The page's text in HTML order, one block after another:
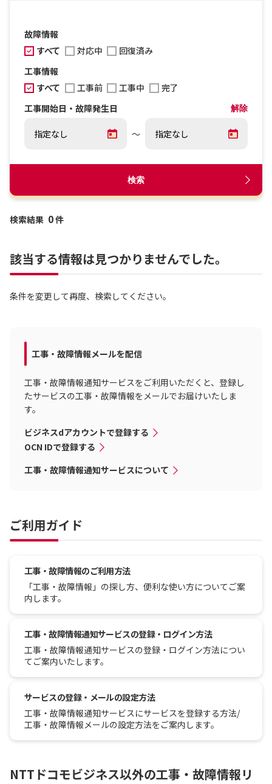
故障情報
すべて
対応中
回復済み
工事情報
すべて
工事前 工事中
完了
工事開始日・故障発生日
解除
～
検索
検索結果 0件
該当する情報は見つかりませんでした。
条件を変更して再度、検索してください。
工事・故障情報メールを配信
工事・故障情報通知サービスをご利用いただくと、登録し
たサービスの工事・故障情報をメールでお届けいたしま
す。
ビジネスdアカウントで登録する
OCN IDで登録する
工事・故障情報通知サービスについて
ご利用ガイド
工事・故障情報のご利用方法
「工事・故障情報」の探し方、便利な使い方についてご案
内します。
工事・故障情報通知サービスの登録・ログイン方法
工事・故障情報通知サービスの登録・ログイン方法につい
てご案内いたします。
サービスの登録・メールの設定方法
工事・故障情報通知サービスにサービスを登録する方法/
工事・故障情報メールの設定方法をご案内します。
NTTドコモビジネス以外の工事・故障情報リ